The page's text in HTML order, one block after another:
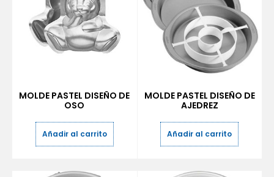
MOLDE PASTEL DISEÑO DE
OSO
Añadir al carrito
MOLDE PASTEL DISEÑO DE
AJEDREZ
Añadir al carrito